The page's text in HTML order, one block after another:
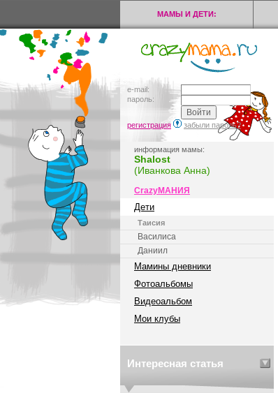
МАМЫ И ДЕТИ:
e-mail:
пароль:
регистрация забыли пароль?
информация мамы:
Shalost
(Иванкова Анна)
CrazyМАНИЯ
Дети
Таисия
Василиса
Даниил
Мамины дневники
Фотоальбомы
Видеоальбом
Мои клубы
Интересная статья